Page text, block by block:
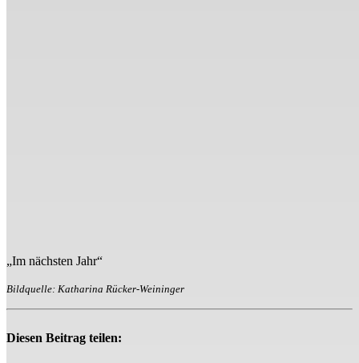
„Im nächsten Jahr“
Bildquelle: Katharina Rücker-Weininger
Diesen Beitrag teilen: